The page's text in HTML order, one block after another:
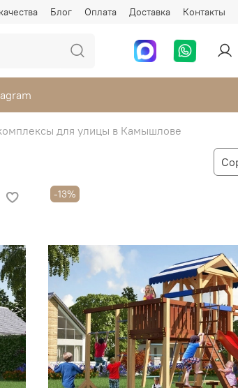
Блог Оплата Доставка Контакты
для улицы в Камышлове
-13%